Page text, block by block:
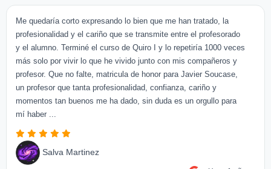
Me quedaría corto expresando lo bien que me han tratado, la
profesionalidad y el cariño que se transmite entre el profesorado
y el alumno. Terminé el curso de Quiro I y lo repetiría 1000 veces
más solo por vivir lo que he vivido junto con mis compañeros y
profesor. Que no falte, matricula de honor para Javier Soucase,
un profesor que tanta profesionalidad, confianza, cariño y
momentos tan buenos me ha dado, sin duda es un orgullo para
mí haber ...
Salva Martinez